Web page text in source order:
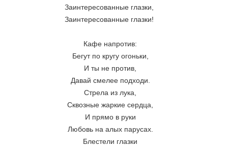
Заинтересованные глазки,
Заинтересованные глазки!
Кафе напротив:
Бегут по кругу огоньки,
И ты не против,
Давай смелее подходи.
Стрела из лука,
Сквозные жаркие сердца,
И прямо в руки
Любовь на алых парусах.
Блестели глазки